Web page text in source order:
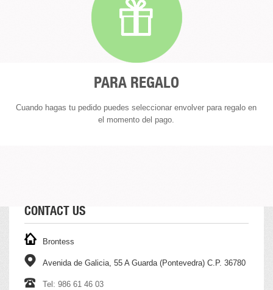
PARA REGALO
Cuando hagas tu pedido puedes seleccionar envolver para regalo en
el momento del pago.
CONTACT US
Brontess
Avenida de Galicia, 55 A Guarda (Pontevedra) C.P. 36780
Tel: 986 61 46 03